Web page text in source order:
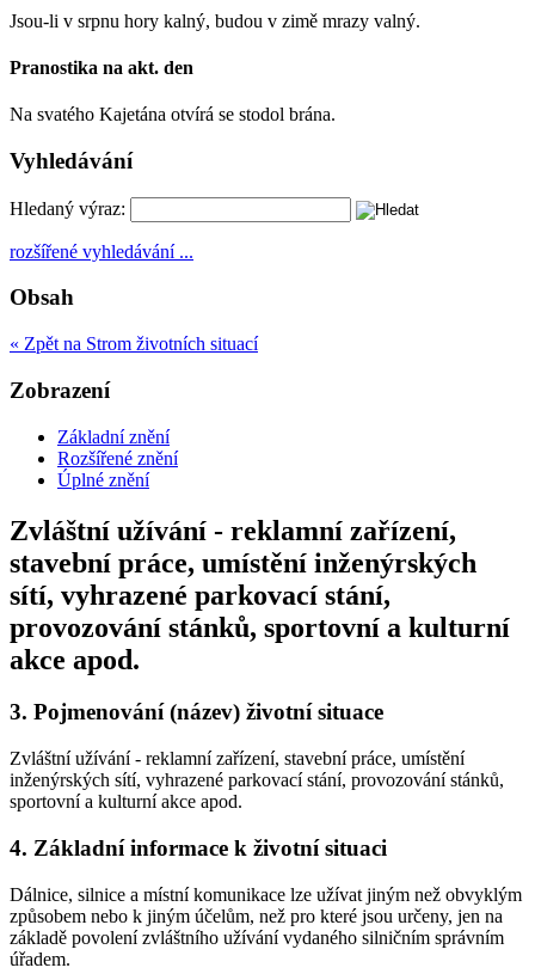
Jsou-li v srpnu hory kalný, budou v zimě mrazy valný.
Pranostika na akt. den
Na svatého Kajetána otvírá se stodol brána.
Vyhledávání
Hledaný výraz:
rozšířené vyhledávání ...
Obsah
« Zpět na Strom životních situací
Zobrazení
Základní znění
Rozšířené znění
Úplné znění
Zvláštní užívání - reklamní zařízení,
stavební práce, umístění inženýrských
sítí, vyhrazené parkovací stání,
provozování stánků, sportovní a kulturní
akce apod.
3. Pojmenování (název) životní situace
Zvláštní užívání - reklamní zařízení, stavební práce, umístění
inženýrských sítí, vyhrazené parkovací stání, provozování stánků,
sportovní a kulturní akce apod.
4. Základní informace k životní situaci
Dálnice, silnice a místní komunikace lze užívat jiným než obvyklým
způsobem nebo k jiným účelům, než pro které jsou určeny, jen na
základě povolení zvláštního užívání vydaného silničním správním
úřadem.